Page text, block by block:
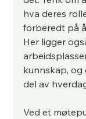
hva deres
forberedt på
Her ligger
kunnskap, og
del av
Ved et